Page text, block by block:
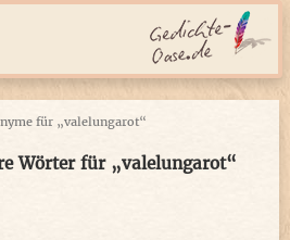
für „valelungarot“
Wörter für „valelungarot“